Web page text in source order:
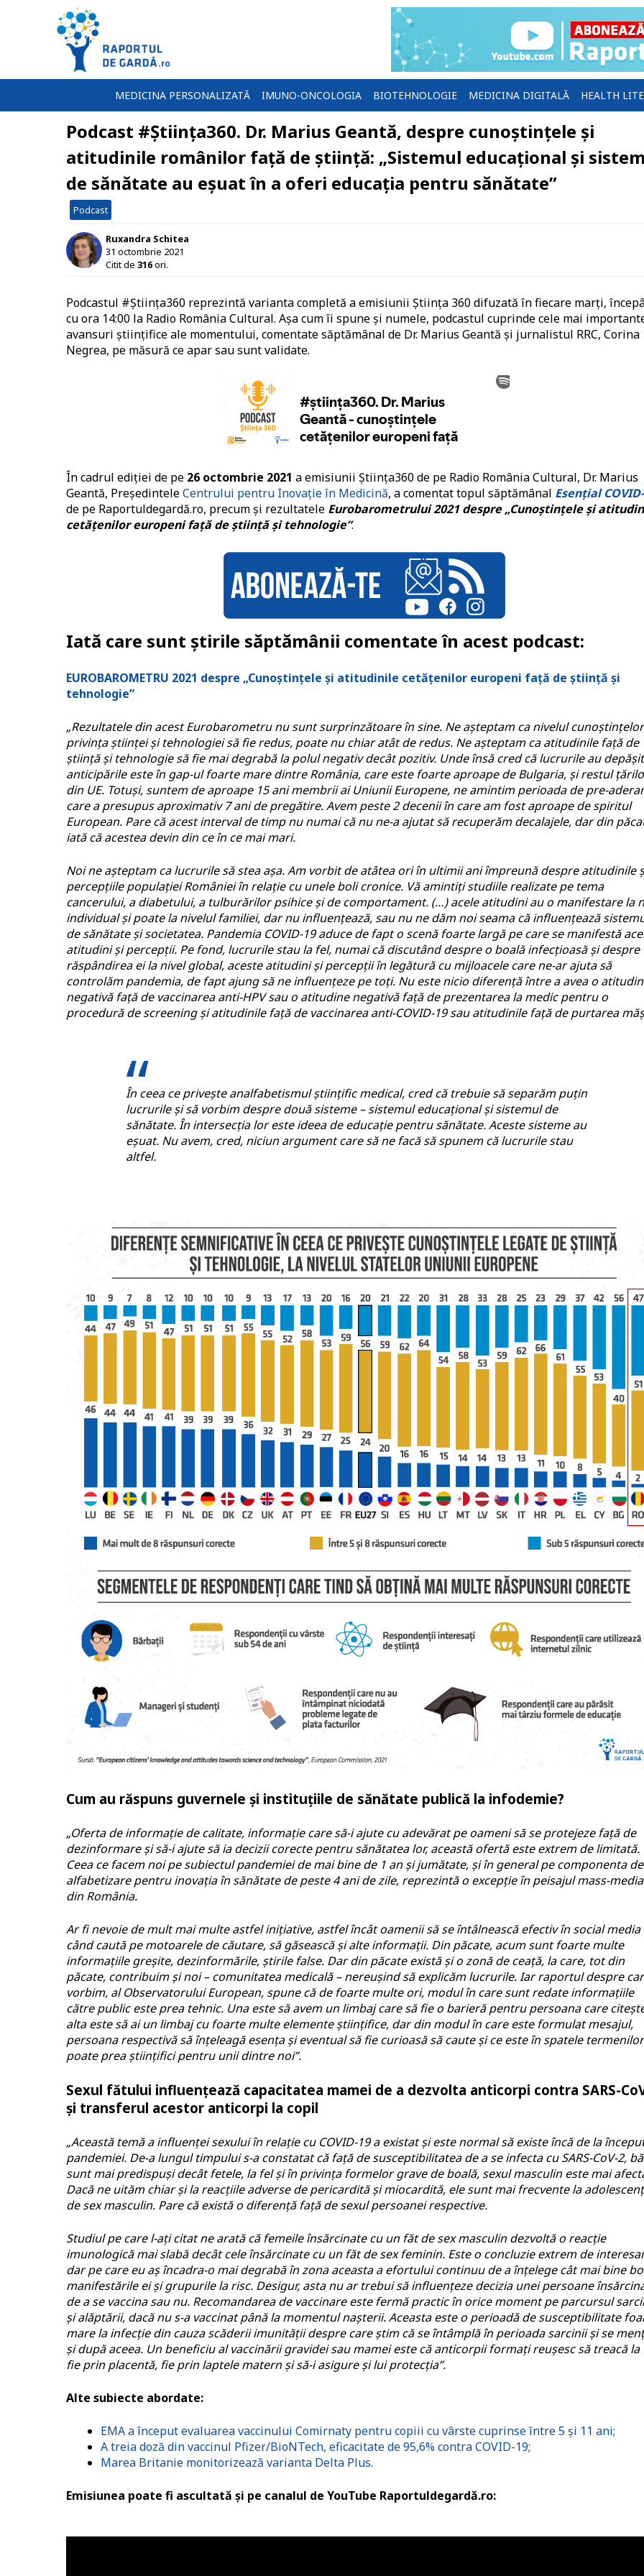
MEDICINA PERSONALIZATĂ IMUNO-ONCOLOGIA BIOTEHNOLOGIE MEDICINA DIGITALĂ HEALTH
Podcast #Știința360. Dr. Marius Geantă, despre cunoștințele și
atitudinile românilor față de știință: „Sistemul educațional și
de sănătate au eșuat în a oferi educația pentru sănătate”
Podcast
Ruxandra Schitea
31 octombrie 2021
Citit de 316ori.
Podcastul #Știința360 reprezintă varianta completă a emisiunii Știința 360 difuzată în fiecare marți,
cu ora 14:00 la Radio România Cultural. Așa cum îi spune și numele, podcastul cuprinde cele mai
avansuri științifice ale momentului, comentate săptămânal de Dr. Marius Geantă și jurnalistul RRC, Corina
Negrea, pe măsură ce apar sau sunt validate.
În cadrul ediției de pe 26 octombrie 2021 a emisiunii Știința360 de pe Radio România Cultural, Dr. Marius
Geantă, PreședinteleCentrului pentru Inovație în Medicină, a comentat topul săptămânal Esențial
de pe Raportuldegardă.ro, precum și rezultatele Eurobarometrului 2021 despre „Cunoștințele și
cetățenilor europeni față de știință și tehnologie”.
Iată care sunt știrile săptămânii comentate în acest podcast:
EUROBAROMETRU 2021 despre „Cunoștințele și atitudinile cetățenilor europeni față de știință și
tehnologie”
„Rezultatele din acest Eurobarometru nu sunt surprinzătoare în sine. Ne așteptam ca nivelul
privința științei și tehnologiei să fie redus, poate nu chiar atât de redus. Ne așteptam ca atitudinile față de
știință și tehnologie să fie mai degrabă la polul negativ decât pozitiv. Unde însă cred că lucrurile au depășit
anticipările este în gap-ul foarte mare dintre România, care este foarte aproape de Bulgaria, și restul
din UE. Totuși, suntem de aproape 15 ani membrii ai Uniunii Europene, ne amintim perioada de pre-
care a presupus aproximativ 7 ani de pregătire. Avem peste 2 decenii în care am fost aproape de spiritul
European. Pare că acest interval de timp nu numai că nu ne-a ajutat să recuperăm decalajele, dar din
iată că acestea devin din ce în ce mai mari.
Noi ne așteptam ca lucrurile să stea așa. Am vorbit de atâtea ori în ultimii ani împreună despre atitudinile
percepțiile populației României în relație cu unele boli cronice. Vă amintiți studiile realizate pe tema
cancerului, a diabetului, a tulburărilor psihice și de comportament. (…) acele atitudini au o manifestare la
individual și poate la nivelul familiei, dar nu influențează, sau nu ne dăm noi seama că influențează
de sănătate și societatea. Pandemia COVID-19 aduce de fapt o scenă foarte largă pe care se manifestă
atitudini și percepții. Pe fond, lucrurile stau la fel, numai că discutând despre o boală infecțioasă și despre
răspândirea ei la nivel global, aceste atitudini și percepții în legătură cu mijloacele care ne-ar ajuta să
controlăm pandemia, de fapt ajung să ne influențeze pe toți. Nu este nicio diferență între a avea o
negativă față de vaccinarea anti-HPV sau o atitudine negativă față de prezentarea la medic pentru o
procedură de screening și atitudinile față de vaccinarea anti-COVID-19 sau atitudinile față de purtarea
În ceea ce privește analfabetismul științific medical, cred că trebuie să separăm puțin
lucrurile și să vorbim despre două sisteme – sistemul educațional și sistemul de
sănătate. În intersecția lor este ideea de educație pentru sănătate. Aceste sisteme au
eșuat. Nu avem, cred, niciun argument care să ne facă să spunem că lucrurile stau
altfel.
Cum au răspuns guvernele și instituțiile de sănătate publică la infodemie?
„Oferta de informație de calitate, informație care să-i ajute cu adevărat pe oameni să se protejeze față de
dezinformare și să-i ajute să ia decizii corecte pentru sănătatea lor, această ofertă este extrem de limitată.
Ceea ce facem noi pe subiectul pandemiei de mai bine de 1 an și jumătate, și în general pe componenta de
alfabetizare pentru inovația în sănătate de peste 4 ani de zile, reprezintă o excepție în peisajul mass-media
din România.
Ar fi nevoie de mult mai multe astfel inițiative, astfel încât oamenii să se întâlnească efectiv în social media
când caută pe motoarele de căutare, să găsească și alte informații. Din păcate, acum sunt foarte multe
informațiile greșite, dezinformările, știrile false. Dar din păcate există și o zonă de ceață, la care, tot din
păcate, contribuim și noi – comunitatea medicală – nereușind să explicăm lucrurile. Iar raportul despre
vorbim, al Observatorului European, spune că de foarte multe ori, modul în care sunt redate informațiile
către public este prea tehnic. Una este să avem un limbaj care să fie o barieră pentru persoana care
alta este să ai un limbaj cu foarte multe elemente științifice, dar din modul în care este formulat mesajul,
persoana respectivă să înțeleagă esența și eventual să fie curioasă să caute și ce este în spatele termenilor
poate prea științifici pentru unii dintre noi”.
Sexul fătului influențează capacitatea mamei de a dezvolta anticorpi contra SARS-
și transferul acestor anticorpi la copil
„Această temă a influenței sexului în relație cu COVID-19 a existat și este normal să existe încă de la
pandemiei. De-a lungul timpului s-a constatat că față de susceptibilitatea de a se infecta cu SARS-CoV-2,
sunt mai predispuși decât fetele, la fel și în privința formelor grave de boală, sexul masculin este mai
Dacă ne uităm chiar și la reacțiile adverse de pericardită și miocardită, ele sunt mai frecvente la
de sex masculin. Pare că există o diferență față de sexul persoanei respective.
Studiul pe care l-ați citat ne arată că femeile însărcinate cu un făt de sex masculin dezvoltă o reacție
imunologică mai slabă decât cele însărcinate cu un făt de sex feminin. Este o concluzie extrem de
dar pe care eu aș încadra-o mai degrabă în zona aceasta a efortului continuu de a înțelege cât mai bine
manifestările ei și grupurile la risc. Desigur, asta nu ar trebui să influențeze decizia unei persoane
de a se vaccina sau nu. Recomandarea de vaccinare este fermă practic în orice moment pe parcursul
și alăptării, dacă nu s-a vaccinat până la momentul nașterii. Aceasta este o perioadă de susceptibilitate
mare la infecție din cauza scăderii imunității despre care știm că se întâmplă în perioada sarcinii și se
și după aceea. Un beneficiu al vaccinării gravidei sau mamei este că anticorpii formați reușesc să treacă la
fie prin placentă, fie prin laptele matern și să-i asigure și lui protecția”.
Alte subiecte abordate:
EMA a început evaluarea vaccinului Comirnaty pentru copiii cu vârste cuprinse între 5 și 11 ani;
A treia doză din vaccinul Pfizer/BioNTech, eficacitate de 95,6% contra COVID-19;
Marea Britanie monitorizează varianta Delta Plus.
Emisiunea poate fi ascultată și pe canalul de YouTube Raportuldegardă.ro: